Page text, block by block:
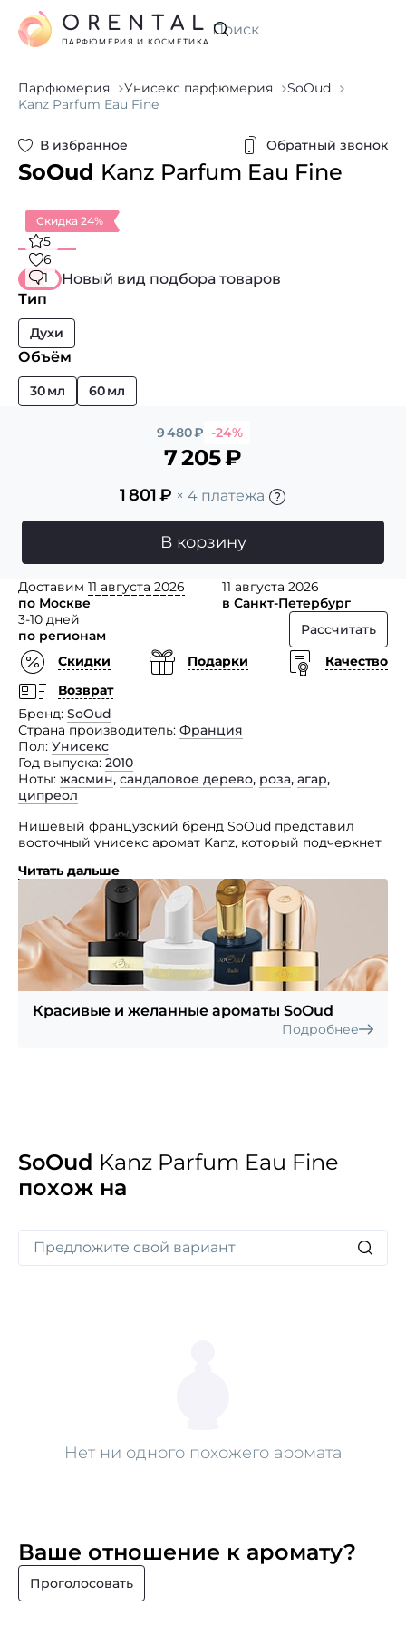
Искать
ORENTAL
ПАРФЮМЕРИЯ И КОСМЕТИКА
Парфюмерия Унисекс парфюмерия
SoOud
Kanz Parfum Eau Fine
В избранное Обратный звонок
SoOud Kanz Parfum Eau Fine
Скидка 24%
5
6
1
Новый вид подбора товаров
Тип
Духи
Объём
30 мл 60 мл
9 480₽ -24%
7 205₽
1 801₽ × 4 платежа
В корзину
Доставим 11 августа 2026
по Москве
11 августа 2026
в Санкт-Петербург
3-10 дней
по регионам
Рассчитать
Скидки
Подарки
Качество
Возврат
Бренд SoOud
Страна производитель Франция
Пол Унисекс
Год выпуска 2010
Ноты жасмин, сандаловое дерево, роза, агар,
ципреол
Нишевый французский бренд SoOud представил
восточный унисекс аромат Kanz, который подчеркнет
носителей.
Парфюм обладает серьезным звучанием,
но с энергичным, страстным, ослепительным
и искрящимся акцентом. Ноты индийского сандала,
драгоценной и магической древесины уда, жасмина,
болгарской розы и циперуса сплетаются
в интригующие благоухание, тайну которого так
и хочется разгадать…
Читать дальше
Красивые и желанные ароматы SoOud
Подробнее
SoOud Kanz Parfum Eau Fine
похож на
Нет ни одного похожего аромата
Ваше отношение к аромату?
Проголосовать